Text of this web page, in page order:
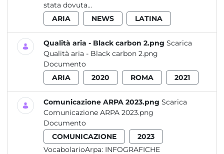
stata dovuta...
ARIA
NEWS LATINA
Qualità aria - Black carbon 2.png Scarica
Qualità aria - Black carbon 2.png
Documento
ARIA
2020 ROMA 2021
Comunicazione ARPA 2023.png Scarica
Comunicazione ARPA 2023.png
Documento
COMUNICAZIONE
2023
VocabolarioArpa: INFOGRAFICHE